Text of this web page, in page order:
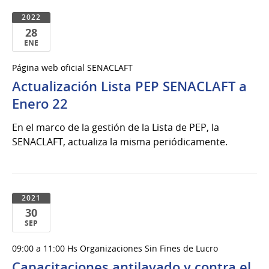
2022
28
ENE
de
Ene
del
Página web oficial SENACLAFT
Actualización Lista PEP SENACLAFT a
Enero 22
En el marco de la gestión de la Lista de PEP, la
SENACLAFT, actualiza la misma periódicamente.
2021
30
SEP
de
09:00 a 11:00 Hs Organizaciones Sin Fines de Lucro